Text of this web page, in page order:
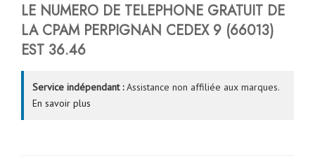
LE NUMERO DE TELEPHONE GRATUIT DE
LA CPAM PERPIGNAN CEDEX 9 (66013)
EST 36.46
Service indépendant :Assistance non affiliée aux marques.
En savoir plus